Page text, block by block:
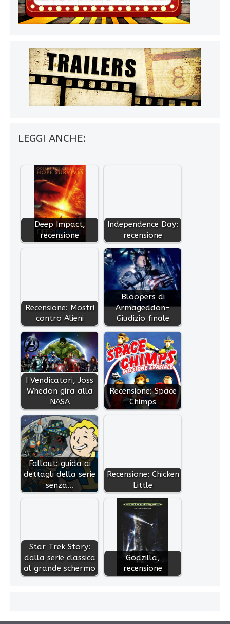
LEGGI ANCHE:
Deep Impact,
recensione
Independence Day:
recensione
Recensione: Mostri
contro Alieni
Bloopers di
Armageddon-
Giudizio finale
I Vendicatori, Joss
Whedon gira alla
NASA
Recensione: Space
Chimps
Fallout: guida ai
dettagli della serie
senza…
Recensione: Chicken
Little
Star Trek Story:
dalla serie classica
al grande schermo
Godzilla,
recensione